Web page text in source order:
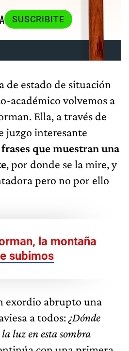
SUSCRIBITE
de estado de situación
académico volvemos a
Ella, a través de
juzgo interesante
que muestran una
, por donde se la mire, y
pero no por ello
la montaña
subimos
exordio abrupto una
a todos: ¿Dónde
luz en esta sombra